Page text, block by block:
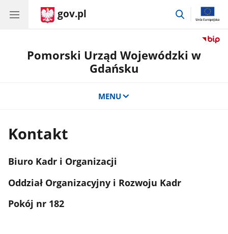
gov.pl
przejdź
Pomorski Urząd Wojewódzki w
Gdańsku
MENU
Kontakt
Biuro Kadr i Organizacji
Oddział Organizacyjny i Rozwoju Kadr
Pokój nr 182